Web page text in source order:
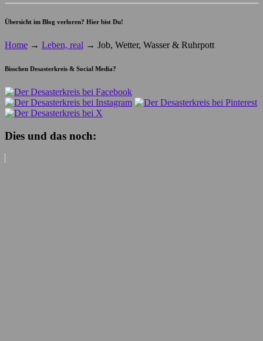
Übersicht im Blog verloren? Hier bist Du!
Home → Leben, real → Job, Wetter, Wasser & Ruhrpott
Bisschen Desasterkreis & Social Media?
Dies und das noch: